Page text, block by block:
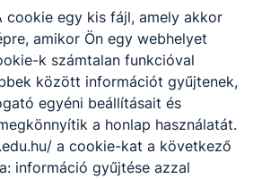
együttműködési készség,
és irányítási képesség,
RENDELKEZŐ
cookie egy kis fájl, amely akkor
amikor Ön egy webhelyet
k számtalan funkcióval
között információt gyűjtenek,
egyéni beállításait és
a honlap használatát.
a cookie-kat a következő
információ gyűjtése azzal